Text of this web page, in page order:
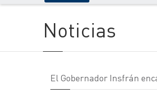
Noticias
El Gobernador Insfrán